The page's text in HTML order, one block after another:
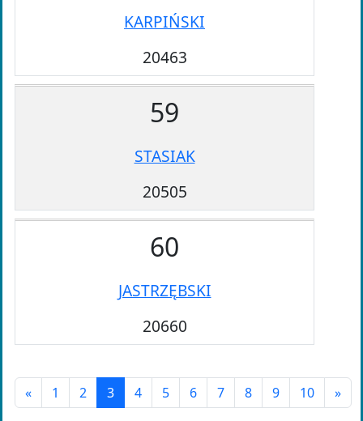
KARPIŃSKI
20463
59
STASIAK
20505
60
JASTRZĘBSKI
20660
« 1 2 3 4 5 6 7 8 9 10 »